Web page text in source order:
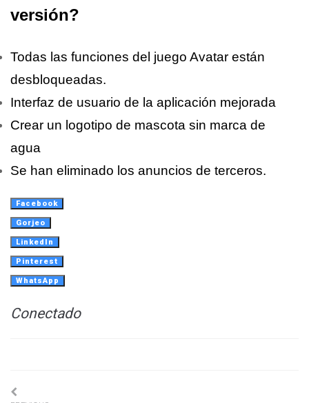
versión?
Todas las funciones del juego Avatar están
desbloqueadas.
Interfaz de usuario de la aplicación mejorada
Crear un logotipo de mascota sin marca de
agua
Se han eliminado los anuncios de terceros.
Facebook
Gorjeo
LinkedIn
Pinterest
WhatsApp
Conectado
Navigation